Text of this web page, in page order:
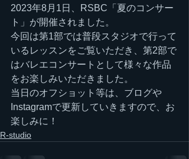
2023年8月1日、RSBC「夏のコンサー
ト」が開催されました。
今回は第1部では普段スタジオで行って
いるレッスンをご覧いただき、第2部で
はバレエコンサートとして様々な作品
をお楽しみいただきました。
当日のオフショット等は、ブログや
Instagramで更新していきますので、お
楽しみに！
R-studio